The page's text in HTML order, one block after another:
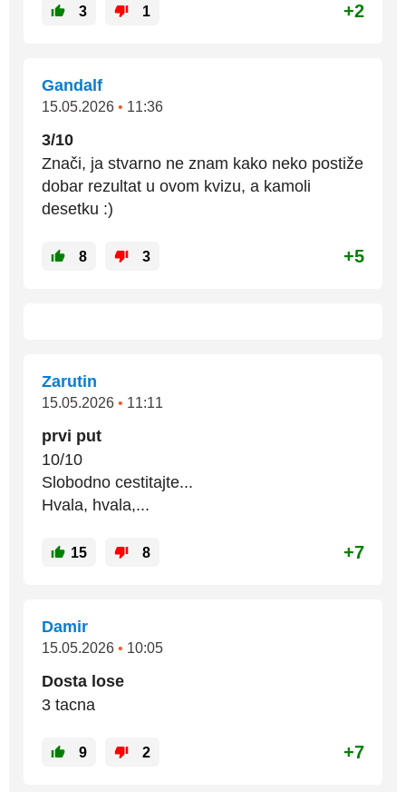
3 1 +2
Gandalf
15.05.2026 • 11:36
3/10
Znači, ja stvarno ne znam kako neko postiže
dobar rezultat u ovom kvizu, a kamoli
desetku :)
8 3 +5
Zarutin
15.05.2026 • 11:11
prvi put
10/10
Slobodno cestitajte...
Hvala, hvala,...
15 8 +7
Damir
15.05.2026 • 10:05
Dosta lose
3 tacna
9 2 +7